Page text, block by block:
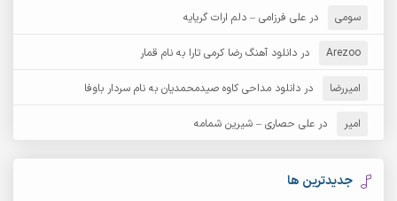
آرش عثمان
آرش مبهم آرش مستشیری
آرش مهرابی آرش نظری
آرشام
آرکاداش
سومی در علی فرزامی – دلم ارات گریایه
Arezoo در دانلود آهنگ رضا کرمی تارا به نام قمار
امیررضا در دانلود مداحی کاوه صیدمحمدیان به نام سردار باوفا
امیر در علی حصاری – شیرین شمامه
جدیدترین ها